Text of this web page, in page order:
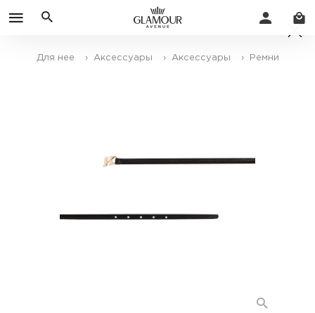
Для нее › Аксессуары › Аксессуары › Ремни